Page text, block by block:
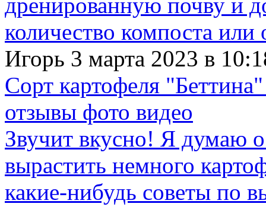
количество компоста
Игорь 3 марта 2023 в
Сорт картофеля
отзывы фото видео
Звучит вкусно! Я думаю
вырастить немного
какие-нибудь советы по